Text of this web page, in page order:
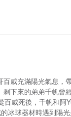
威充滿陽光氣息
下來的弟弟千帆曾
威死後，千帆和
冰球器材時遇到陽